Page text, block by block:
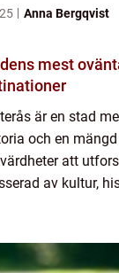
Anna Bergqvist
mest
är en stad
och en mängd
att
av kultur,